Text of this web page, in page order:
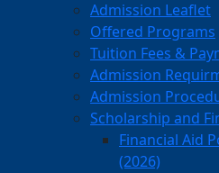
Admission Leaflet
Offered Programs
Tuition Fees &
Admission
Admission
Scholarship and
Financial Aid
(2026)